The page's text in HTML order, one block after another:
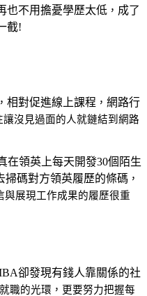
也不用擔憂學歷太低 ， 成了
截!
， 相對促進線上課程 ， 網路行
讓沒見過面的人就鏈結到網路
在領英上每天開發30個陌生
掃碼對方領英履歷的條碼 ，
與展現工作成果的履歷很重
卻發現有錢人靠關係的社
職的光環，更要努力把握每